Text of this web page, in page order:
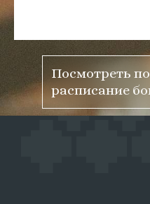
Посмотреть
расписание